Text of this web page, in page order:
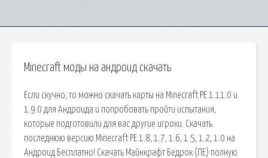
Minecraft моды на андроид скачать
Если скучно, то можно скачать карты на Minecraft PE 1.11.0 и
1.9.0 для Андроида и попробовать пройти испытания,
которые подготовили для вас другие игроки. Скачать
последнюю версию Minecraft PE 1.8, 1.7, 1.6, 1.5, 1.2, 1.0 на
Андроид Бесплатно! Скачать Майнкрафт Бедрок (ПЕ) полную